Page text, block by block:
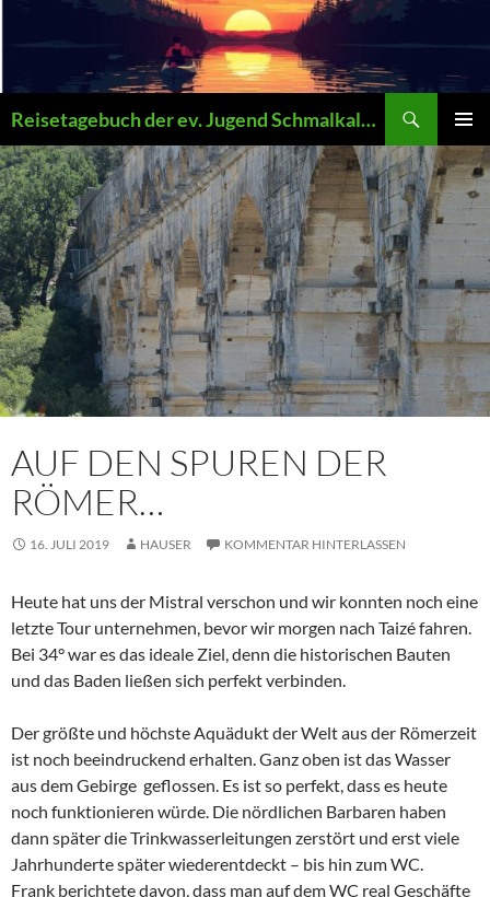
Reisetagebuch der ev. Jugend Schmalkalden
MENÜ
AUF DEN SPUREN DER
RÖMER…
16. JULI 2019 HAUSER KOMMENTAR HINTERLASSEN
Heute hat uns der Mistral verschon und wir konnten noch eine
letzte Tour unternehmen, bevor wir morgen nach Taizé fahren.
Bei 34° war es das ideale Ziel, denn die historischen Bauten
und das Baden ließen sich perfekt verbinden.
Der größte und höchste Aquädukt der Welt aus der Römerzeit
ist noch beeindruckend erhalten. Ganz oben ist das Wasser
aus dem Gebirge geflossen. Es ist so perfekt, dass es heute
noch funktionieren würde. Die nördlichen Barbaren haben
dann später die Trinkwasserleitungen zerstört und erst viele
Jahrhunderte später wiederentdeckt – bis hin zum WC.
Frank berichtete davon, dass man auf dem WC real Geschäfte